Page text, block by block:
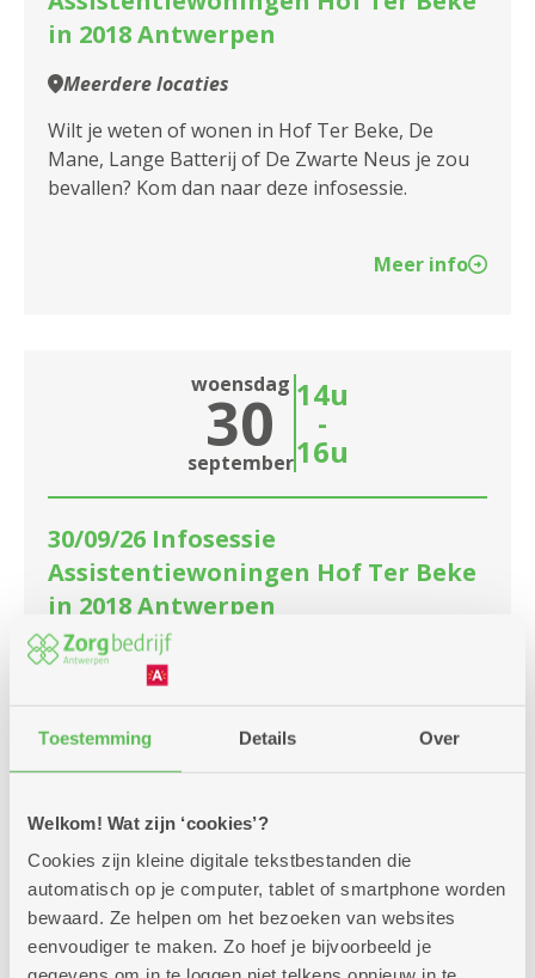
Toestemming Details Over
Welkom! Wat zijn ‘cookies’?
Cookies zijn kleine digitale tekstbestanden die
automatisch op je computer, tablet of smartphone worden
bewaard. Ze helpen om het bezoeken van websites
eenvoudiger te maken. Zo hoef je bijvoorbeeld je
2100 Antwerpen
2140 Borgerhout
2170 Merksem
2180 Ekeren
2950 Kapellen
in 2018 Antwerpen
Meerdere locaties
Wilt je weten of wonen in Hof Ter Beke, De
Mane, Lange Batterij of De Zwarte Neus je zou
bevallen? Kom dan naar deze infosessie.
Meer info
woensdag
30
september
14u
-
16u
30/09/26 Infosessie
Assistentiewoningen Hof Ter Beke
in 2018 Antwerpen
Meerdere locaties
Wilt je weten of wonen in Hof Ter Beke, De
Mane, Lange Batterij of De Zwarte Neus je zou
woensdag 14u